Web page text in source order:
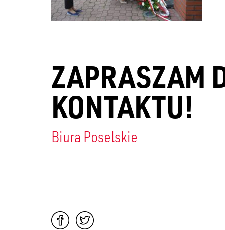
ZAPRASZAM
KONTAKTU!
Biura Poselskie